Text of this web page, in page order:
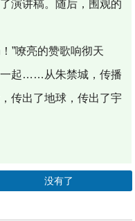
演讲稿。随后，围观的
”嘹亮的赞歌响彻天
一起……从朱禁城，传播
传出了地球，传出了宇
章 没有了